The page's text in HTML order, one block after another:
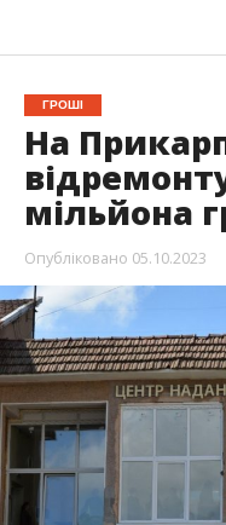
ГРОШІ
На
мільйона
Опубліковано 05.10.2023